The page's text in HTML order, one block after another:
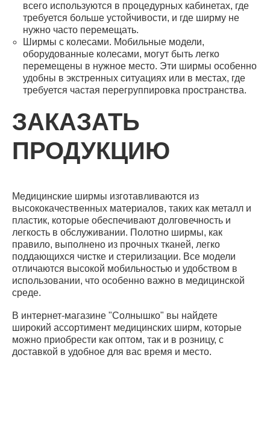
всего используются в процедурных кабинетах, где
требуется больше устойчивости, и где ширму не
нужно часто перемещать.
Ширмы с колесами. Мобильные модели,
оборудованные колесами, могут быть легко
перемещены в нужное место. Эти ширмы особенно
удобны в экстренных ситуациях или в местах, где
требуется частая перегруппировка пространства.
ЗАКАЗАТЬ
ПРОДУКЦИЮ
Медицинские ширмы изготавливаются из
высококачественных материалов, таких как металл и
пластик, которые обеспечивают долговечность и
легкость в обслуживании. Полотно ширмы, как
правило, выполнено из прочных тканей, легко
поддающихся чистке и стерилизации. Все модели
отличаются высокой мобильностью и удобством в
использовании, что особенно важно в медицинской
среде.
В интернет-магазине "Солнышко" вы найдете
широкий ассортимент медицинских ширм, которые
можно приобрести как оптом, так и в розницу, с
доставкой в удобное для вас время и место.